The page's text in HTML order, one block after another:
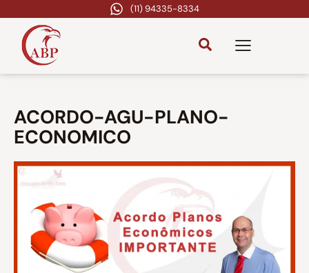
(11) 94335-8334
ACORDO-AGU-PLANO-
ECONOMICO